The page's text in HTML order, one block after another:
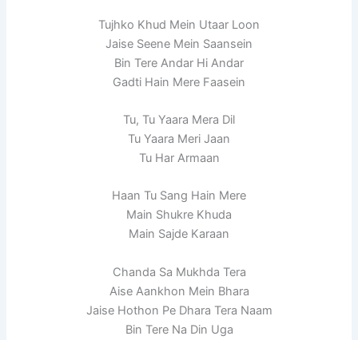
Tujhko Khud Mein Utaar Loon
Jaise Seene Mein Saansein
Bin Tere Andar Hi Andar
Gadti Hain Mere Faasein
Tu, Tu Yaara Mera Dil
Tu Yaara Meri Jaan
Tu Har Armaan
Haan Tu Sang Hain Mere
Main Shukre Khuda
Main Sajde Karaan
Chanda Sa Mukhda Tera
Aise Aankhon Mein Bhara
Jaise Hothon Pe Dhara Tera Naam
Bin Tere Na Din Uga